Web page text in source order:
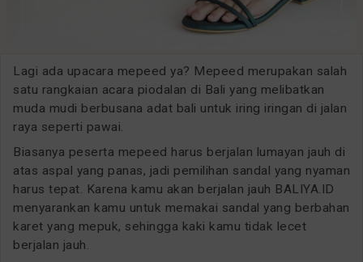
Lagi ada upacara mepeed ya? Mepeed merupakan salah
satu rangkaian acara piodalan di Bali yang melibatkan
muda mudi berbusana adat bali untuk iring iringan di jalan
raya seperti pawai.
Biasanya peserta mepeed harus berjalan lumayan jauh di
atas aspal yang panas, jadi pemilihan sandal yang nyaman
harus tepat. Karena kamu akan berjalan jauh BALIYA.ID
menyarankan kamu untuk memakai sandal yang berbahan
karet yang mepuk, sehingga kaki kamu tidak lecet
berjalan jauh.